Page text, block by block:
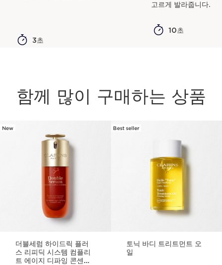
3초
고르게 발라줍니다.
10초
함께 많이 구매하는 상품
컨텐츠로 이동하기
New
더블세럼 하이드릭 플러
스 리피딕 시스템 컴플리
트 에이지 디파잉 콘센트
Best seller
토닉 바디 트리트먼트 오
일